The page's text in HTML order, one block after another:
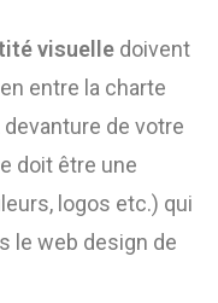
visuelle doivent
entre la charte
de votre
doit être une
logos etc.) qui
le web design de